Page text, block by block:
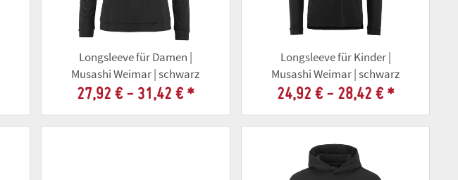
Longsleeve für Damen |
Musashi Weimar | schwarz
27,92 € - 31,42 € *
Longsleeve für Kinder |
Musashi Weimar | schwarz
24,92 € - 28,42 € *